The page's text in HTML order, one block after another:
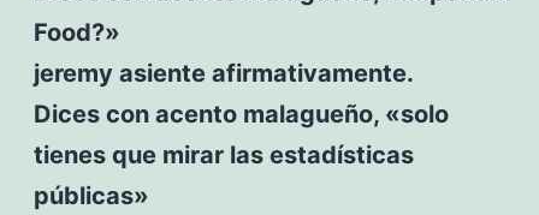
Food?»
jeremy asiente afirmativamente.
Dices con acento malagueño, «solo
tienes que mirar las estadísticas
públicas»